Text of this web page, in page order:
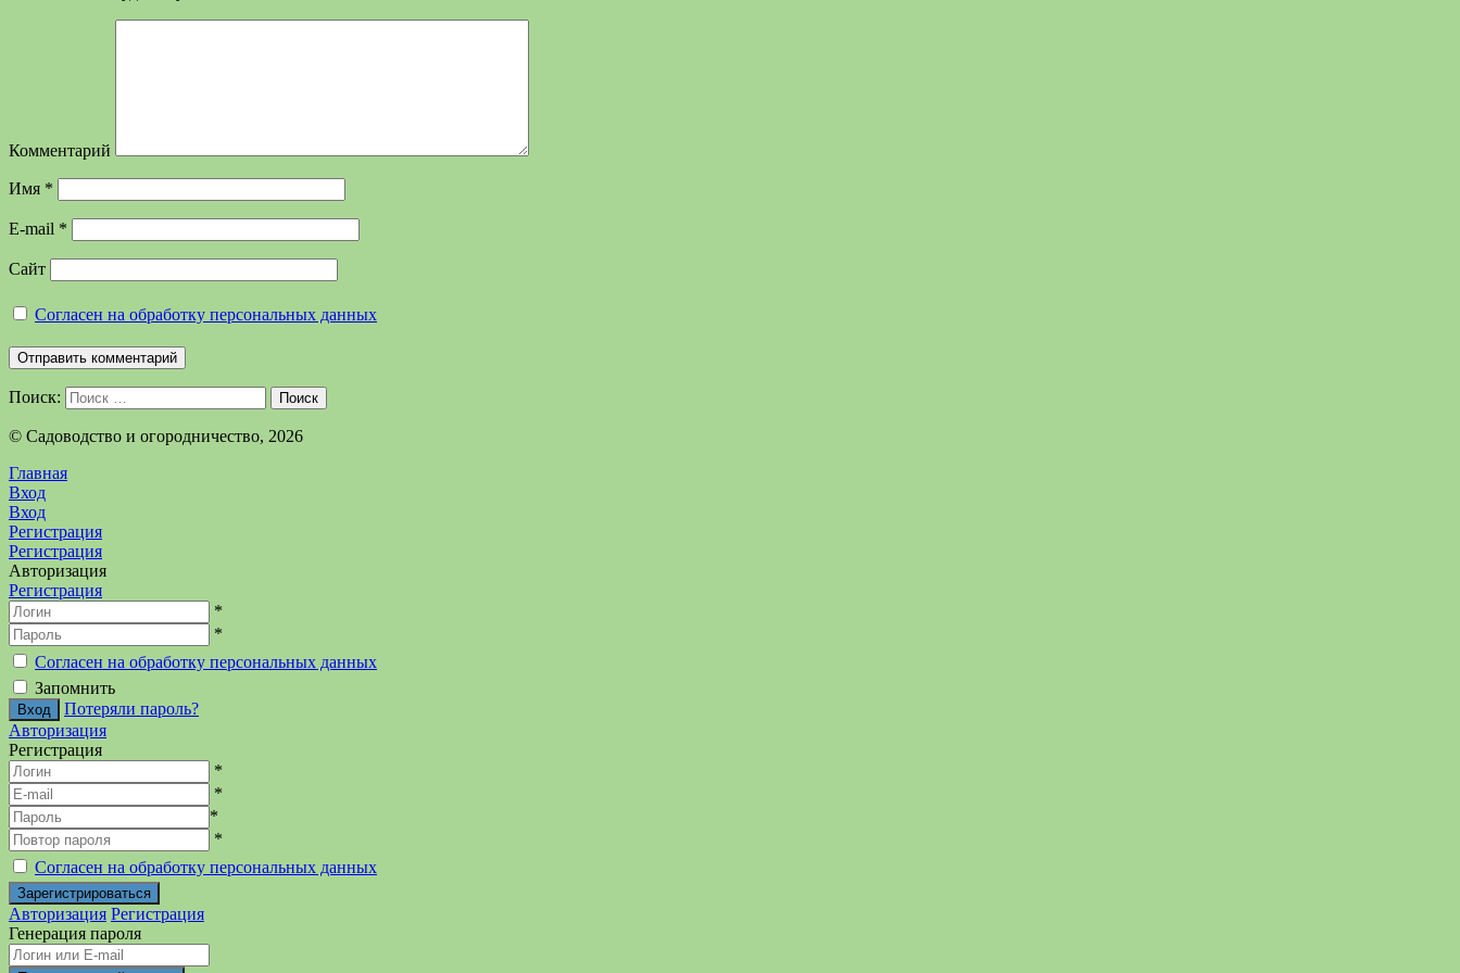
Комментарий
Имя *
E-mail *
Сайт
Согласен на обработку персональных данных
Поиск: Поиск
©️ Садоводство и огородничество, 2026
Главная
Вход
Вход
Регистрация
Регистрация
Авторизация
Регистрация
*
*
Согласен на обработку персональных данных
Запомнить
Потеряли пароль?
Авторизация
Регистрация
*
*
*
*
Согласен на обработку персональных данных
Авторизация Регистрация
Генерация пароля